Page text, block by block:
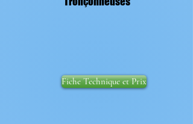
Fiche Technique et Prix